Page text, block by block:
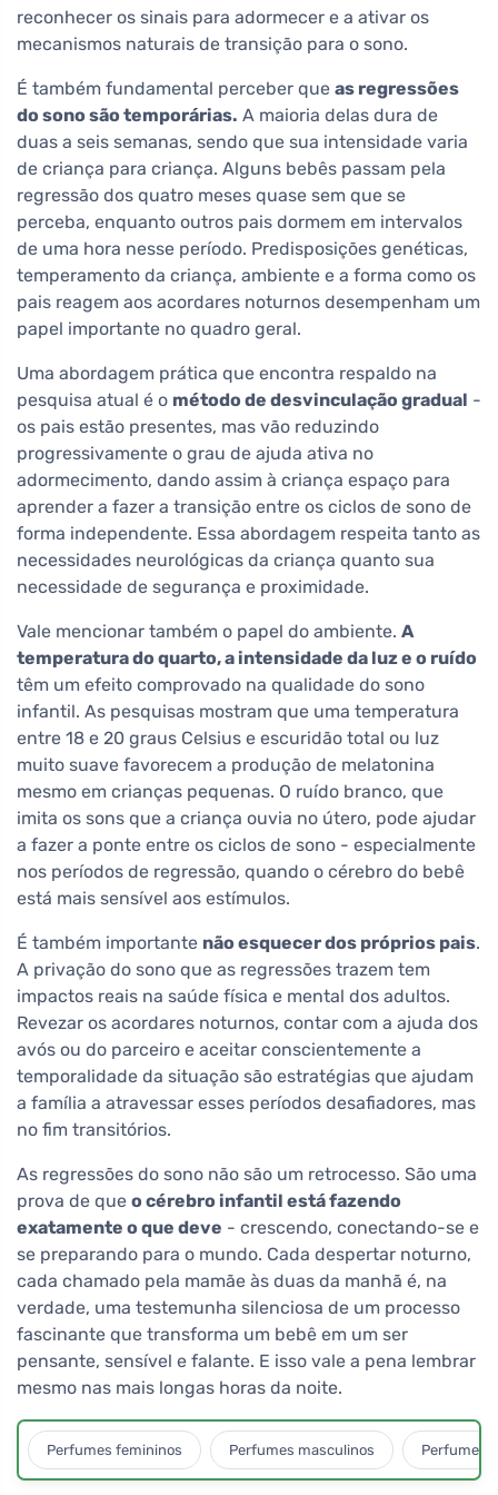
reconhecer os sinais para adormecer e a ativar os
mecanismos naturais de transição para o sono.
É também fundamental perceber que as regressões
do sono são temporárias. A maioria delas dura de
duas a seis semanas, sendo que sua intensidade varia
de criança para criança. Alguns bebês passam pela
regressão dos quatro meses quase sem que se
perceba, enquanto outros pais dormem em intervalos
de uma hora nesse período. Predisposições genéticas,
temperamento da criança, ambiente e a forma como os
pais reagem aos acordares noturnos desempenham um
papel importante no quadro geral.
Uma abordagem prática que encontra respaldo na
pesquisa atual é o método de desvinculação gradual -
os pais estão presentes, mas vão reduzindo
progressivamente o grau de ajuda ativa no
adormecimento, dando assim à criança espaço para
aprender a fazer a transição entre os ciclos de sono de
forma independente. Essa abordagem respeita tanto as
necessidades neurológicas da criança quanto sua
necessidade de segurança e proximidade.
Vale mencionar também o papel do ambiente. A
temperatura do quarto, a intensidade da luz e o ruído
têm um efeito comprovado na qualidade do sono
infantil. As pesquisas mostram que uma temperatura
entre 18 e 20 graus Celsius e escuridão total ou luz
muito suave favorecem a produção de melatonina
mesmo em crianças pequenas. O ruído branco, que
imita os sons que a criança ouvia no útero, pode ajudar
a fazer a ponte entre os ciclos de sono - especialmente
nos períodos de regressão, quando o cérebro do bebê
está mais sensível aos estímulos.
É também importante não esquecer dos próprios pais.
A privação do sono que as regressões trazem tem
impactos reais na saúde física e mental dos adultos.
Revezar os acordares noturnos, contar com a ajuda dos
avós ou do parceiro e aceitar conscientemente a
temporalidade da situação são estratégias que ajudam
a família a atravessar esses períodos desafiadores, mas
no fim transitórios.
As regressões do sono não são um retrocesso. São uma
prova de que o cérebro infantil está fazendo
exatamente o que deve - crescendo, conectando-se e
se preparando para o mundo. Cada despertar noturno,
cada chamado pela mamãe às duas da manhã é, na
verdade, uma testemunha silenciosa de um processo
fascinante que transforma um bebê em um ser
pensante, sensível e falante. E isso vale a pena lembrar
mesmo nas mais longas horas da noite.
Perfumes femininos Perfumes masculinos Perfumes